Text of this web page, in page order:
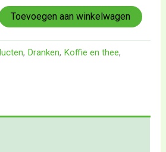
Toevoegen aan winkelwagen
, Dranken, Koffie en thee,